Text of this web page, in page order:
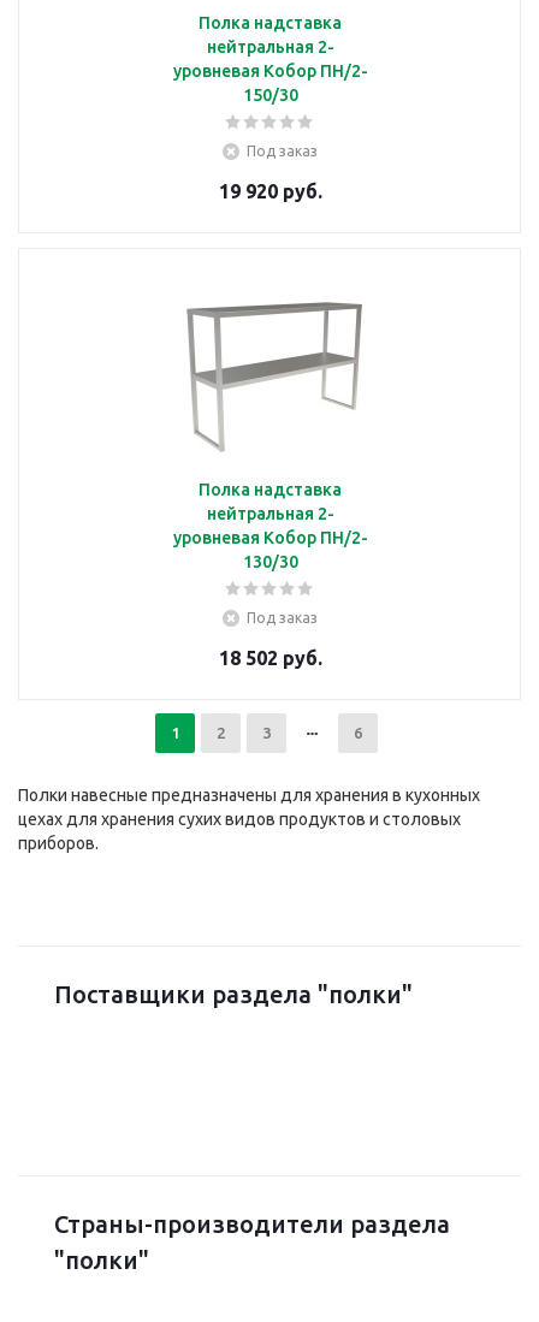
Полка надставка
нейтральная 2-
уровневая Кобор ПН/2-
150/30
Под заказ
19 920 руб.
Полка надставка
нейтральная 2-
уровневая Кобор ПН/2-
130/30
Под заказ
18 502 руб.
1 2 3 6
Полки навесные предназначены для хранения в кухонных
цехах для хранения сухих видов продуктов и столовых
приборов.
Поставщики раздела "полки"
Страны-производители раздела
"полки"